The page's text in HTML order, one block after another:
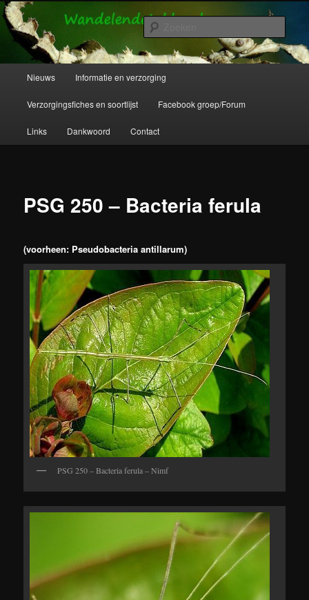
Spring
naar
primaire
inhoudWandelende Takken en Wandelende
Bladeren
Wandelende takken en wandelende bladeren info en verzorging.
Nieuws Informatie en verzorging
Verzorgingsfiches en soortlijst Facebook groep/Forum
Links Dankwoord Contact
PSG 250 – Bacteria ferula
(voorheen: Pseudobacteria antillarum)
PSG 250 – Bacteria ferula – Nimf